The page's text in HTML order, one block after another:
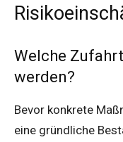
Welche
werden?
Bevor konkrete
eine gründliche